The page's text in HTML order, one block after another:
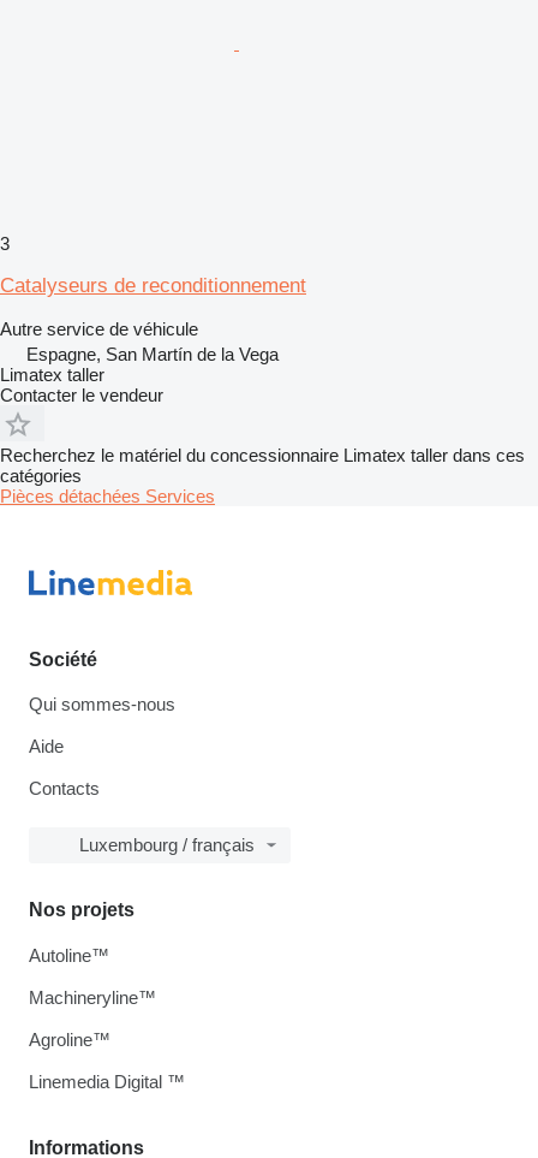
3
Catalyseurs de reconditionnement
Autre service de véhicule
Espagne, San Martín de la Vega
Limatex taller
Contacter le vendeur
Recherchez le matériel du concessionnaire Limatex taller dans ces
catégories
Pièces détachées Services
Société
Qui sommes-nous
Aide
Contacts
Luxembourg / français
Informations
Nos projets
Autoline™
Machineryline™
Agroline™
Linemedia Digital ™